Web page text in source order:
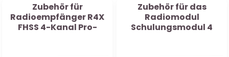
Zubehör für
Radioempfänger R4X
FHSS 4-Kanal Pro-
Zubehör für das
Radiomodul
Schulungsmodul 4